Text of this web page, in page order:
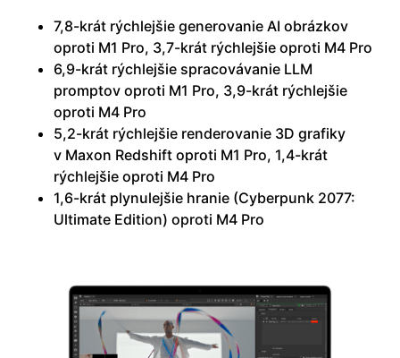
7,8-krát rýchlejšie generovanie AI obrázkov
oproti M1 Pro, 3,7-krát rýchlejšie oproti M4 Pro
6,9-krát rýchlejšie spracovávanie LLM
promptov oproti M1 Pro, 3,9-krát rýchlejšie
oproti M4 Pro
5,2-krát rýchlejšie renderovanie 3D grafiky
v Maxon Redshift oproti M1 Pro, 1,4-krát
rýchlejšie oproti M4 Pro
1,6-krát plynulejšie hranie (Cyberpunk 2077:
Ultimate Edition) oproti M4 Pro